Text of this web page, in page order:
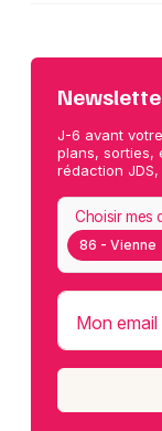
J-6 avant
plans, sorties,
rédaction
86 - Vienne
Choisir mes
Mon email